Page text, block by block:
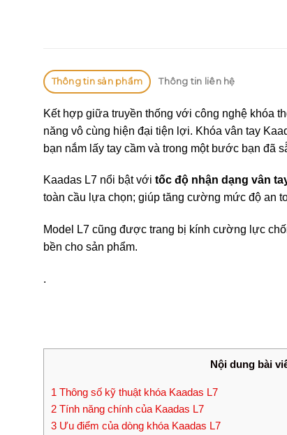
Thông tin sản phẩm Thông tin liên hệ
Kết hợp giữa truyền thống với công nghệ khóa
năng vô cùng hiện đại tiện lợi. Khóa vân tay
bạn nắm lấy tay cầm và trong một bước bạn đã
Kaadas L7 nổi bật với tốc độ nhận dạng vân
toàn cầu lựa chọn; giúp tăng cường mức độ an
Model L7 cũng được trang bị kính cường lực
bền cho sản phẩm.
.
Nội dung bài
1 Thông số kỹ thuật khóa Kaadas L7
2 Tính năng chính của Kaadas L7
3 Ưu điểm của dòng khóa Kaadas L7